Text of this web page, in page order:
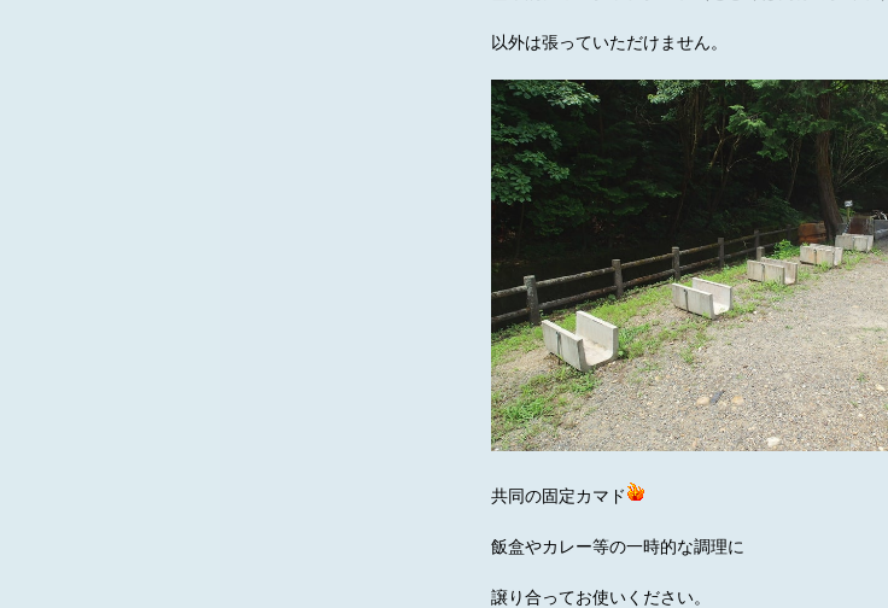
以外は張っていただけません。
共同の固定カマド
飯盒やカレー等の一時的な調理に
譲り合ってお使いください。